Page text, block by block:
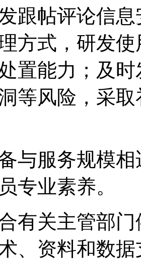
发跟帖评论信
方式，研发
置能力；及
等风险，采
备与服务规模
专业素养。
合有关主管部
、资料和数